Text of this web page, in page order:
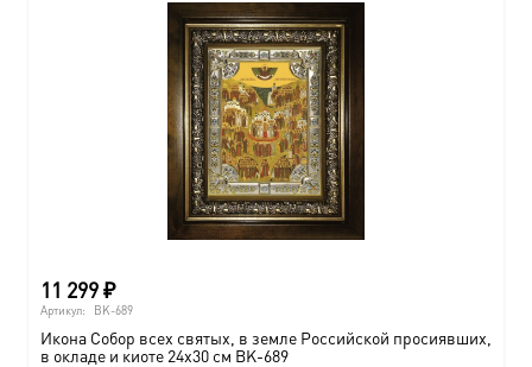
11 299₽
Артикул: BK-689
Икона Собор всех святых, в земле Российской просиявших,
в окладе и киоте 24х30 см BK-689